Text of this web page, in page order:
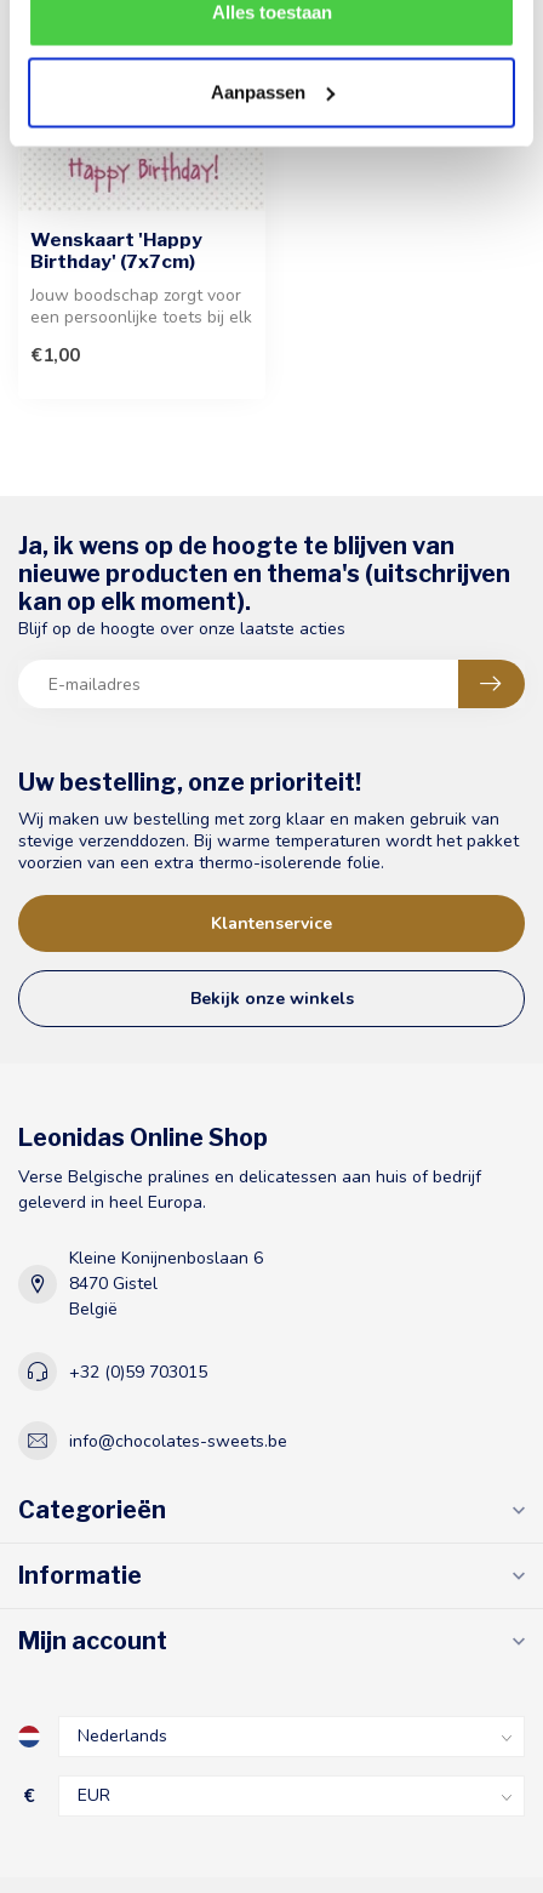
de correcte werking van de website kan verstoren.
Alles toestaan
Aanpassen
Wenskaart 'Happy
Birthday' (7x7cm)
Jouw boodschap zorgt voor
een persoonlijke toets bij elk
€1,00
Uw bestelling, onze prioriteit!
Wij maken uw bestelling met zorg klaar en maken gebruik van
stevige verzenddozen. Bij warme temperaturen wordt het pakket
voorzien van een extra thermo-isolerende folie.
Klantenservice
Bekijk onze winkels
Ja, ik wens op de hoogte te blijven van
nieuwe producten en thema's (uitschrijven
kan op elk moment).
Blijf op de hoogte over onze laatste acties
Leonidas Online Shop
Verse Belgische pralines en delicatessen aan huis of bedrijf
geleverd in heel Europa.
Kleine Konijnenboslaan 6
8470 Gistel
België
+32 (0)59 703015
info@chocolates-sweets.be
Categorieën
Informatie
Mijn account
€